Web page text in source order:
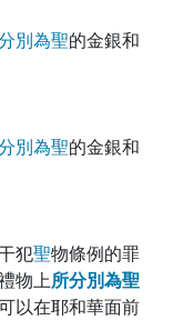
別為聖的金銀和
別為聖的金銀和
犯聖物條例的罪
物上所分別為聖
以在耶和華面前